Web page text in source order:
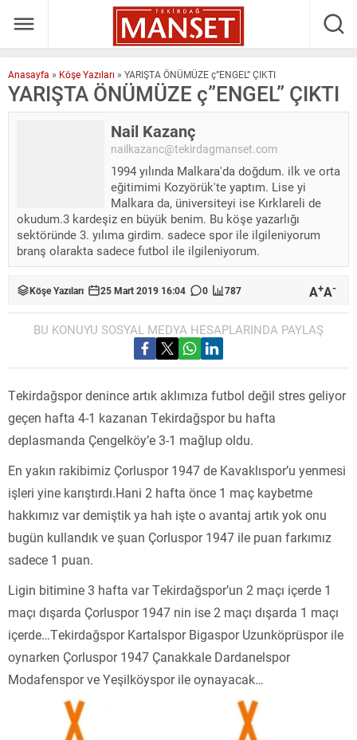
Anasayfa » Köşe Yazıları » YARIŞTA ÖNÜMÜZE ç”ENGEL” ÇIKTI
YARIŞTA ÖNÜMÜZE ç”ENGEL” ÇIKTI
Nail Kazanç
nailkazanc@tekirdagmanset.com
1994 yılında Malkara'da doğdum. ilk ve orta
eğitimimi Kozyörük'te yaptım. Lise yi
Malkara da, üniversiteyi ise Kırklareli de
okudum.3 kardeşiz en büyük benim. Bu köşe yazarlığı
sektöründe 3. yılıma girdim. sadece spor ile ilgileniyorum
branş olarakta sadece futbol ile ilgileniyorum.
Köşe Yazıları 25 Mart 2019 16:04 0 787 A+A-
BU KONUYU SOSYAL MEDYA HESAPLARINDA PAYLAŞ
Tekirdağspor denince artık aklımıza futbol değil stres geliyor
geçen hafta 4-1 kazanan Tekirdağspor bu hafta
deplasmanda Çengelköy’e 3-1 mağlup oldu.
En yakın rakibimiz Çorluspor 1947 de Kavaklıspor’u yenmesi
işleri yine karıştırdı.Hani 2 hafta önce 1 maç kaybetme
hakkımız var demiştik ya hah işte o avantaj artık yok onu
bugün kullandık ve şuan Çorluspor 1947 ile puan farkımız
sadece 1 puan.
Ligin bitimine 3 hafta var Tekirdağspor’un 2 maçı içerde 1
maçı dışarda Çorluspor 1947 nin ise 2 maçı dışarda 1 maçı
içerde…Tekirdağspor Kartalspor Bigaspor Uzunköprüspor ile
oynarken Çorluspor 1947 Çanakkale Dardanelspor
Modafenspor ve Yeşilköyspor ile oynayacak…